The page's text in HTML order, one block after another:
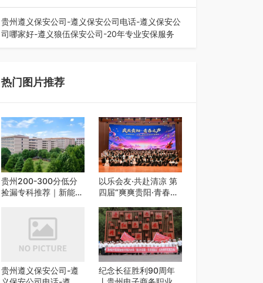
七月的贵阳，清风送爽，第四届“爽爽贵阳·青春之
声”校园管弦乐（合唱）艺术交流活动…
贵州遵义保安公司-遵义保安公司电话-遵义保安公
司哪家好-遵义狼伍保安公司-20年专业安保服务
热门图片推荐
贵州200-300分低分
捡漏专科推荐｜新能源
以乐会友·共赴清凉 第
四届“爽爽贵阳·青春之
启动
贵州遵义保安公司-遵
纪念长征胜利90周年